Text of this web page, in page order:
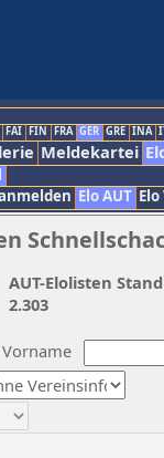
FAI FIN FRA GER GRE INA
Meldekartei
Elo AUT
Vorname
AUT-Elolisten
2.303